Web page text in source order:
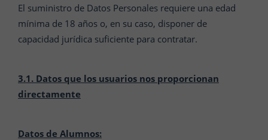
El suministro de Datos Personales requiere una edad
mínima de 18 años o, en su caso, disponer de
capacidad jurídica suficiente para contratar.
3.1. Datos que los usuarios nos proporcionan
directamente
Datos de Alumnos: